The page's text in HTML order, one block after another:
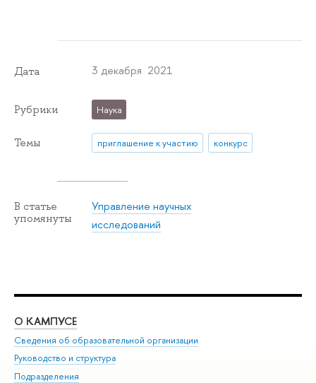
Дата 3 декабря 2021
Рубрики Наука
Темы приглашение к участию конкурс
В статье
упомянуты
Управление научных
исследований
О КАМПУСЕ
Сведения об образовательной организации
Руководство и структура
Подразделения